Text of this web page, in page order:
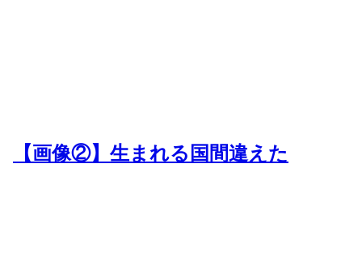
【画像②】生まれる国間違えた